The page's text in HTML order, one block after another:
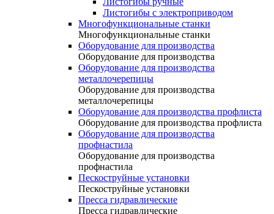
Листогибы с электроприводом
Многофункциональные станки
Многофункциональные станки
Оборудование для производства
Оборудование для производства
Оборудование для производства
металлочерепицы
Оборудование для производства
металлочерепицы
Оборудование для производства профлиста
Оборудование для производства профлиста
Оборудование для производства
профнастила
Оборудование для производства
профнастила
Пескоструйные установки
Пескоструйные установки
Пресса гидравлические
Пресса гидравлические